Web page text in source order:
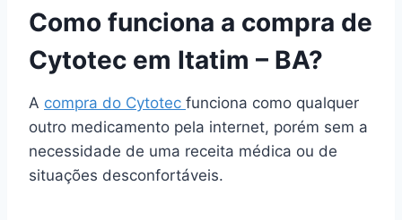
Como funciona a compra de
Cytotec em Itatim – BA?
A compra do Cytotec funciona como qualquer
outro medicamento pela internet, porém sem a
necessidade de uma receita médica ou de
situações desconfortáveis.